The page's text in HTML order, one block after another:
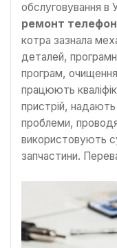
обслуговування в
ремонт
котра зазнала
деталей,
програм,
працюють
пристрій,
проблеми,
використовують
запчастини.